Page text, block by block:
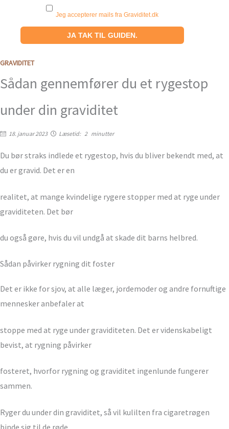
Jeg accepterer mails fra Graviditet.dk
GRAVIDITET
Sådan gennemfører du et rygestop
under din graviditet
18. januar 2023 Læsetid: 2 minutter
Du bør straks indlede et rygestop, hvis du bliver bekendt med, at
du er gravid. Det er en
realitet, at mange kvindelige rygere stopper med at ryge under
graviditeten. Det bør
du også gøre, hvis du vil undgå at skade dit barns helbred.
Sådan påvirker rygning dit foster
Det er ikke for sjov, at alle læger, jordemoder og andre fornuftige
mennesker anbefaler at
stoppe med at ryge under graviditeten. Det er videnskabeligt
bevist, at rygning påvirker
fosteret, hvorfor rygning og graviditet ingenlunde fungerer
sammen.
Ryger du under din graviditet, så vil kulilten fra cigaretrøgen
binde sig til de røde